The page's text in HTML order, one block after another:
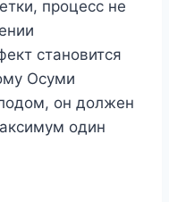
процесс не
становится
Осуми
он должен
один